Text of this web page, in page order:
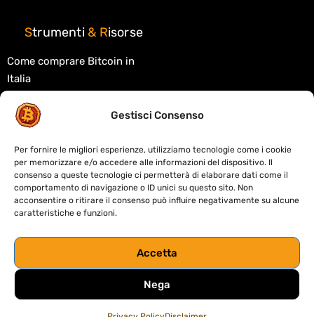
Gestisci Consenso
Per fornire le migliori esperienze, utilizziamo tecnologie come i cookie
per memorizzare e/o accedere alle informazioni del dispositivo. Il
consenso a queste tecnologie ci permetterà di elaborare dati come il
comportamento di navigazione o ID unici su questo sito. Non
acconsentire o ritirare il consenso può influire negativamente su alcune
caratteristiche e funzioni.
Accetta
Nega
Strumenti & Risorse
Come comprare Bitcoin in
Italia
Migliori exchange crypto
Migliori wallet crypto
Tasse criptovalute in Italia
Cos'è la blockchain
Cos'è la DeFi
Crypto card: custodial o self-
custody